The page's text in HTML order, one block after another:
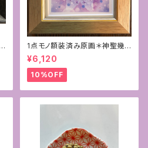
1点モノ額装済み原画＊神聖幾
何学フラワーオブライフ＋フトマ
ニ図アート[覚醒]
¥6,120
10%OFF